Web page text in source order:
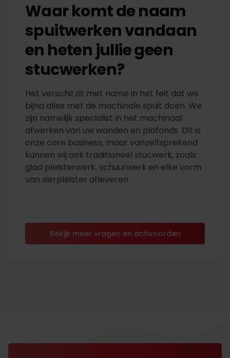
Waar komt de naam
spuitwerken vandaan
en heten jullie geen
stucwerken?
Het verschil zit met name in het feit dat we
bijna alles met de machinale spuit doen. We
zijn namelijk specialist in het machinaal
afwerken van uw wanden en plafonds. Dit is
onze core business, maar vanzelfsprekend
kunnen wij ook traditioneel stucwerk, zoals
glad pleisterwerk, schuurwerk en elke vorm
van sierpleister afleveren.
Bekijk meer vragen en antwoorden